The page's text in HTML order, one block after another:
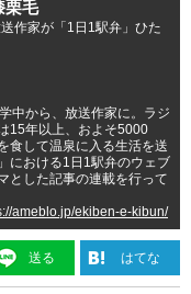
栗毛
作家が「1日1駅弁」ひた
中から、放送作家に。ラジ
15年以上、およそ5000
食して温泉に入る生活を送
における1日1駅弁のウェブ
とした記事の連載を行って
ameblo.jp/ekiben-e-kibun/
送る はてな